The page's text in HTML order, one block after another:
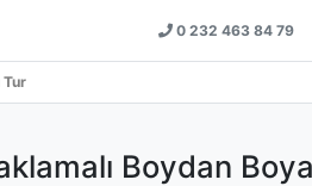
0 232 463 84 79
Tur
Boydan